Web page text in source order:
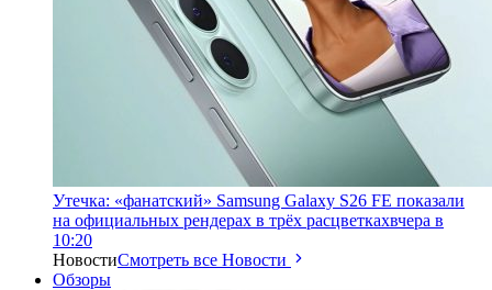
Утечка: «фанатский» Samsung Galaxy S26 FE показали
на официальных рендерах в трёх расцветкахвчера в
10:20
НовостиСмотреть все Новости
Обзоры